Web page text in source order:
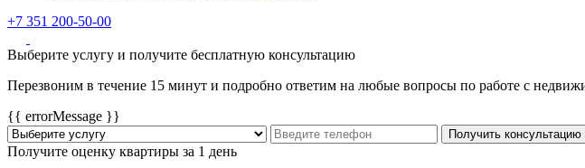
+7 351 200-50-00
Выберите услугу и получите бесплатную консультацию
Перезвоним в течение 15 минут и подробно ответим на любые вопросы по работе с
{{ errorMessage }}
Получить консультацию
Получите оценку квартиры за 1 день